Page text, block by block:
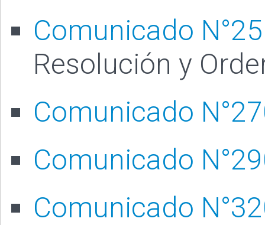
Comunicado
Resolución y
Comunicado
Comunicado
Comunicado